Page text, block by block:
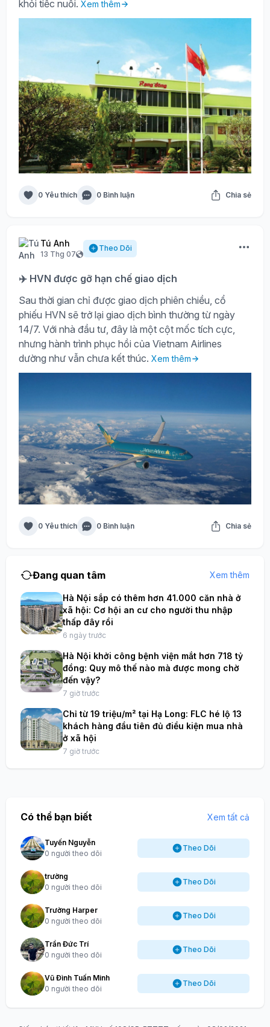
khỏi tiếc nuối. Xem thêm
0 Yêu thích 0 Bình luận Chia sẻ
Tú Anh
13 Thg 07
Theo Dõi
✈️ HVN được gỡ hạn chế giao dịch
Sau thời gian chỉ được giao dịch phiên chiều, cổ
phiếu HVN sẽ trở lại giao dịch bình thường từ ngày
14/7. Với nhà đầu tư, đây là một cột mốc tích cực,
nhưng hành trình phục hồi của Vietnam Airlines
dường như vẫn chưa kết thúc. Xem thêm
0 Yêu thích 0 Bình luận Chia sẻ
Đang quan tâm Xem thêm
Hà Nội sắp có thêm hơn 41.000 căn nhà ở
xã hội: Cơ hội an cư cho người thu nhập
thấp đây rồi
6 ngày trước
Hà Nội khởi công bệnh viện mắt hơn 718 tỷ
đồng: Quy mô thế nào mà được mong chờ
đến vậy?
7 giờ trước
Chỉ từ 19 triệu/m² tại Hạ Long: FLC hé lộ 13
khách hàng đầu tiên đủ điều kiện mua nhà
ở xã hội
7 giờ trước
Có thể bạn biết Xem tất cả
Tuyến Nguyễn
0 người theo dõi
Theo Dõi
trường
0 người theo dõi
Theo Dõi
Trường Harper
0 người theo dõi
Theo Dõi
Trần Đức Trí
0 người theo dõi
Theo Dõi
Vũ Đình Tuấn Minh
0 người theo dõi
Theo Dõi